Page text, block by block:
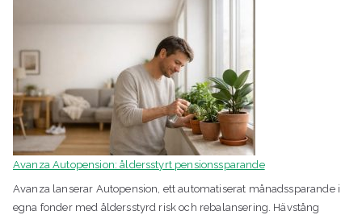
Avanza Autopension: åldersstyrt pensionssparande
Avanza lanserar Autopension, ett automatiserat månadssparande i
egna fonder med åldersstyrd risk och rebalansering. Hävstång